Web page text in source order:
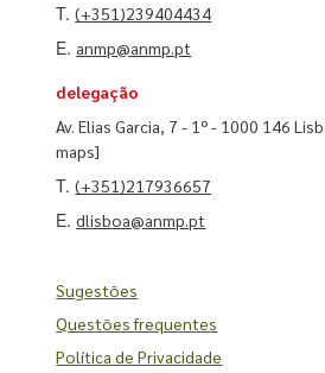
T.(+351)239404434
E. anmp@anmp.pt
delegação
Av. Elias Garcia, 7 - 1º - 1000 146
maps]
T.(+351)217936657
E.dlisboa@anmp.pt
Sugestões
Questões frequentes
Política de Privacidade